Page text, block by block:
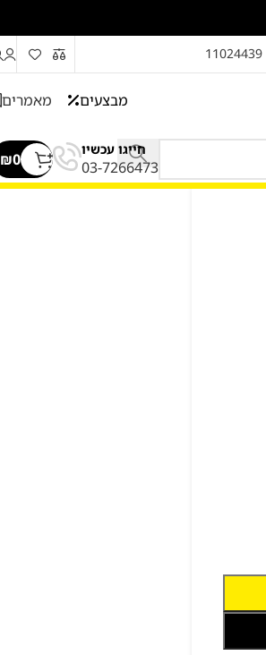
מבצעים מאמרים
חייגו עכשיו
03-7266473
₪0